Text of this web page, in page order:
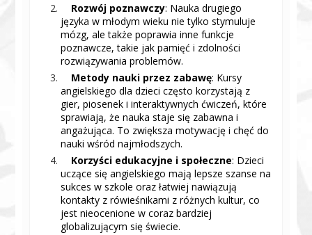
Rozwój poznawczy: Nauka drugiego
języka w młodym wieku nie tylko stymuluje
mózg, ale także poprawia inne funkcje
poznawcze, takie jak pamięć i zdolności
rozwiązywania problemów.
Metody nauki przez zabawę: Kursy
angielskiego dla dzieci często korzystają z
gier, piosenek i interaktywnych ćwiczeń, które
sprawiają, że nauka staje się zabawna i
angażująca. To zwiększa motywację i chęć do
nauki wśród najmłodszych.
Korzyści edukacyjne i społeczne: Dzieci
uczące się angielskiego mają lepsze szanse na
sukces w szkole oraz łatwiej nawiązują
kontakty z rówieśnikami z różnych kultur, co
jest nieocenione w coraz bardziej
globalizującym się świecie.